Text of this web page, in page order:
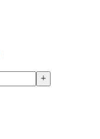
+